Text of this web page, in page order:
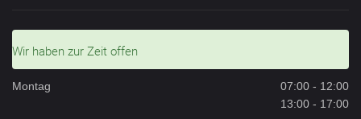
Wir haben zur Zeit offen
Montag
07:00 - 12:00
13:00 - 17:00